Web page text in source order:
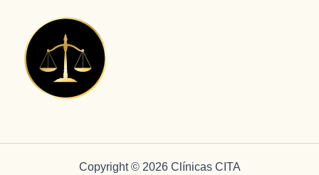
Copyright © 2026 Clínicas CITA